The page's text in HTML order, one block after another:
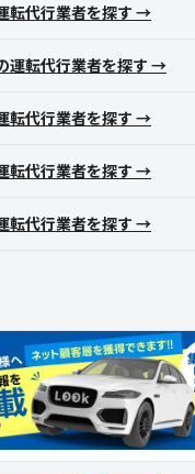
転代行業者を探す →
運転代行業者を探す →
転代行業者を探す →
転代行業者を探す →
転代行業者を探す →